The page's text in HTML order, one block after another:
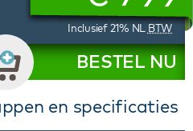
Inclusief 21% NL BTW
BESTEL NU
en specificaties